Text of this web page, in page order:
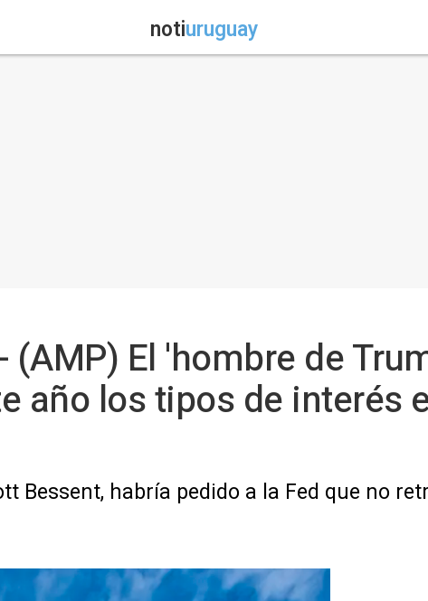
notiuruguay
El 'hombre de
año los tipos de interés
Bessent, habría pedido a la Fed que no